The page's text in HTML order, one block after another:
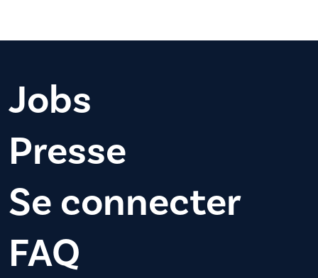
Jobs
Presse
Se connecter
FAQ